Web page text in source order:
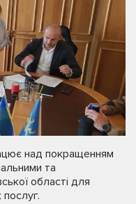
над покращенням
та
області для
послуг.